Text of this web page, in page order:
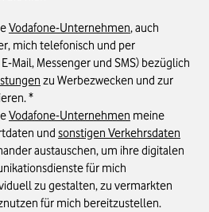
Vodafone-Unternehmen, auch
mich telefonisch und per
Mail, Messenger und SMS) bezüglich
zu Werbezwecken und zur
*
Vodafone-Unternehmen meine
und sonstigen Verkehrsdaten
austauschen, um ihre digitalen
für mich
zu gestalten, zu vermarkten
für mich bereitzustellen.